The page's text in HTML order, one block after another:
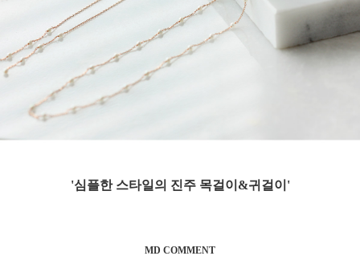
'심플한 스타일의 진주 목걸이&귀걸이'
MD COMMENT